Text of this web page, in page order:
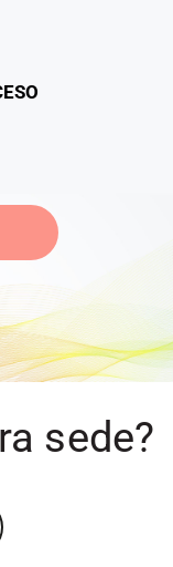
sede?